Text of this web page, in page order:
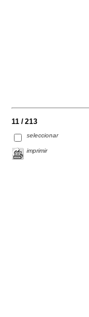
11 / 213
seleccionar
imprimir